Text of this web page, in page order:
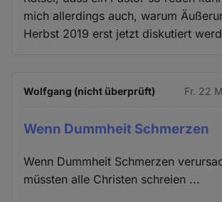
mich allerdings auch, warum
Herbst 2019 erst jetzt diskutiert
Wolfgang (nicht überprüft) Fr. 22
Wenn Dummheit Schmerzen
Wenn Dummheit Schmerzen
müssten alle Christen schreien ...